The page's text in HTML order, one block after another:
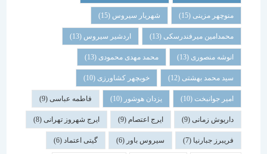
منوچهر مزینی(15) شهریار سیروس(15)
محمدامین میرفندرسکی(13) اردشیر سیروس(13)
انوشه منصوری(13) محمد مهدی محمودی(13)
سید محمد بهشتی(12) خوبچهر کشاورزی(10)
امیر جوانبخت(10) یزدان هوشور(10) فاطمه عباسی(9)
داریوش زمانی(9) ایرج اعتصام(9) ایرج شهروز تهرانی(8)
فریبرز جبارنیا(7) سیروس باور(6) گیتی اعتماد(6)